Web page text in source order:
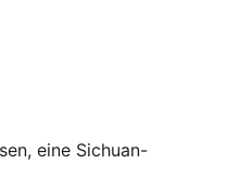
eine Sichuan-